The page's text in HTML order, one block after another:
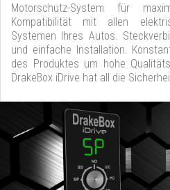
Motorschutz-System für
Kompatibilität mit allen
Systemen Ihres Autos.
und einfache Installation.
des Produktes um hohe
DrakeBox iDrive hat all die